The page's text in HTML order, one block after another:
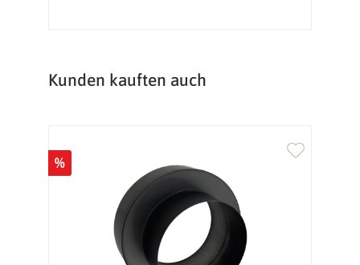
Produktgalerie überspringen
Kunden kauften auch
%